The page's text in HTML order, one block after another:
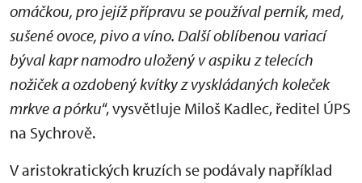
omáčkou, pro jejíž přípravu se používal perník, med,
sušené ovoce, pivo a víno. Další oblíbenou variací
býval kapr namodro uložený v aspiku z telecích
nožiček a ozdobený kvítky z vyskládaných koleček
mrkve a pórku“, vysvětluje Miloš Kadlec, ředitel ÚPS
na Sychrově.
V aristokratických kruzích se podávaly například